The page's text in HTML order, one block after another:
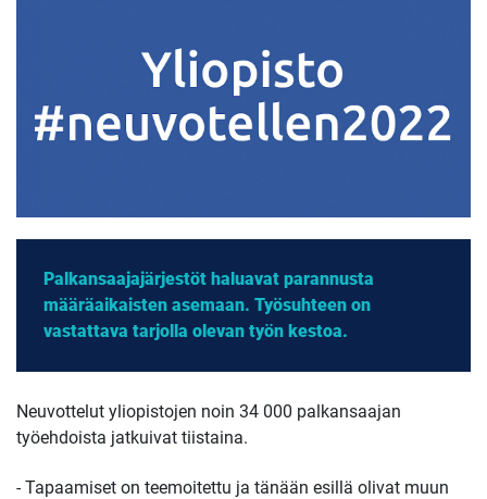
Palkansaajajärjestöt haluavat parannusta
määräaikaisten asemaan. Työsuhteen on
vastattava tarjolla olevan työn kestoa.
Neuvottelut yliopistojen noin 34 000 palkansaajan
työehdoista jatkuivat tiistaina.
- Tapaamiset on teemoitettu ja tänään esillä olivat muun